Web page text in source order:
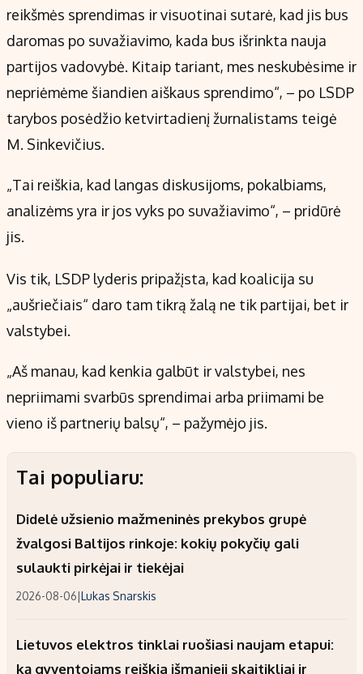
reikšmės sprendimas ir visuotinai sutarė, kad jis bus
daromas po suvažiavimo, kada bus išrinkta nauja
partijos vadovybė. Kitaip tariant, mes neskubėsime ir
nepriėmėme šiandien aiškaus sprendimo“, – po LSDP
tarybos posėdžio ketvirtadienį žurnalistams teigė
M. Sinkevičius.
„Tai reiškia, kad langas diskusijoms, pokalbiams,
analizėms yra ir jos vyks po suvažiavimo“, – pridūrė
jis.
Vis tik, LSDP lyderis pripažįsta, kad koalicija su
„aušriečiais“ daro tam tikrą žalą ne tik partijai, bet ir
valstybei.
„Aš manau, kad kenkia galbūt ir valstybei, nes
nepriimami svarbūs sprendimai arba priimami be
vieno iš partnerių balsų“, – pažymėjo jis.
Tai populiaru:
Didelė užsienio mažmeninės prekybos grupė
žvalgosi Baltijos rinkoje: kokių pokyčių gali
sulaukti pirkėjai ir tiekėjai
2026-08-06|Lukas Snarskis
Lietuvos elektros tinklai ruošiasi naujam etapui:
ką gyventojams reiškia išmanieji skaitikliai ir